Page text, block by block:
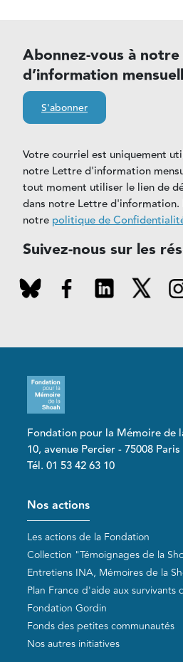
Abonnez-vous à
d’information
S'abonner
Votre courriel est uniquement
notre Lettre d'information
tout moment utiliser le lien de
dans notre Lettre d'information.
notre politique de
Suivez-nous sur les
Fondation pour la Mémoire de
10, avenue Percier - 75008 Paris
Tél. 01 53 42 63 10
Pied de page
Nos actions
Les actions de la Fondation
Collection "Témoignages de la
Entretiens INA, Mémoires de la
Plan France d'aide aux survivants
Fondation Gordin
Fonds des petites communautés
Nos autres initiatives